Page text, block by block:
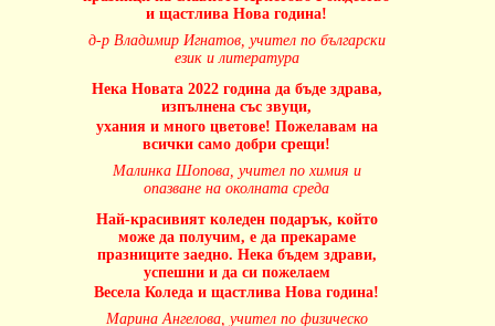
и щастлива Нова година!
д-р Владимир Игнатов, учител по български
език и литература
Нека Новата 2022 година да бъде здрава,
изпълнена със звуци,
ухания и много цветове! Пожелавам на
всички само добри срещи!
Малинка Шопова, учител по химия и
опазване на околната среда
Най-красивият коледен подарък, който
може да получим, е да прекараме
празниците заедно. Нека бъдем здрави,
успешни и да си пожелаем
Весела Коледа и щастлива Нова година!
Марина Ангелова, учител по физическо